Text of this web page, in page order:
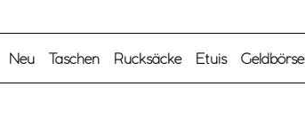
Neu Taschen Rucksäcke Etuis